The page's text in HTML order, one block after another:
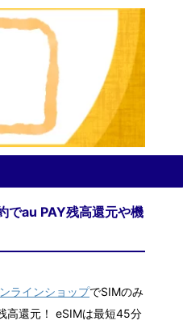
でau PAY残高還元や機
ラインショップでSIMのみ
高還元！ eSIMは最短45分